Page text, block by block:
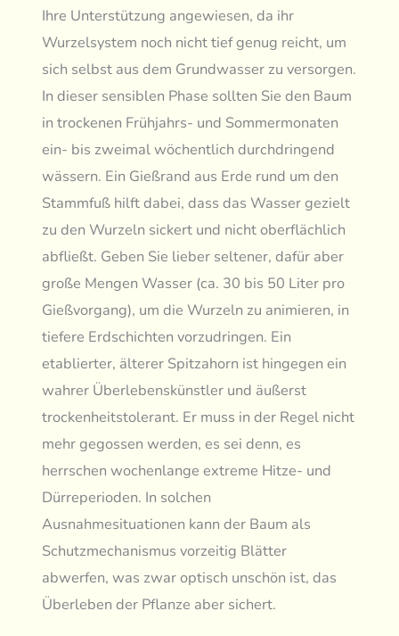
Ihre Unterstützung angewiesen, da ihr
Wurzelsystem noch nicht tief genug reicht, um
sich selbst aus dem Grundwasser zu versorgen.
In dieser sensiblen Phase sollten Sie den Baum
in trockenen Frühjahrs- und Sommermonaten
ein- bis zweimal wöchentlich durchdringend
wässern. Ein Gießrand aus Erde rund um den
Stammfuß hilft dabei, dass das Wasser gezielt
zu den Wurzeln sickert und nicht oberflächlich
abfließt. Geben Sie lieber seltener, dafür aber
große Mengen Wasser (ca. 30 bis 50 Liter pro
Gießvorgang), um die Wurzeln zu animieren, in
tiefere Erdschichten vorzudringen. Ein
etablierter, älterer Spitzahorn ist hingegen ein
wahrer Überlebenskünstler und äußerst
trockenheitstolerant. Er muss in der Regel nicht
mehr gegossen werden, es sei denn, es
herrschen wochenlange extreme Hitze- und
Dürreperioden. In solchen
Ausnahmesituationen kann der Baum als
Schutzmechanismus vorzeitig Blätter
abwerfen, was zwar optisch unschön ist, das
Überleben der Pflanze aber sichert.